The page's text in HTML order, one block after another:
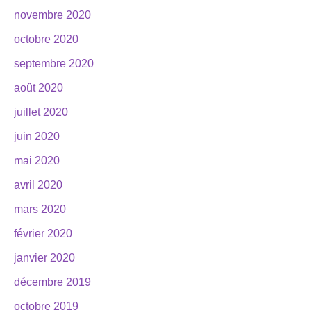
novembre 2020
octobre 2020
septembre 2020
août 2020
juillet 2020
juin 2020
mai 2020
avril 2020
mars 2020
février 2020
janvier 2020
décembre 2019
octobre 2019